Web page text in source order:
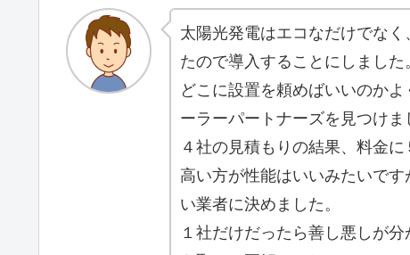
太陽光発電はエコなだけでな
たので導入することにしました
どこに設置を頼めばいいのか
ーラーパートナーズを見つけま
４社の見積もりの結果、料金に
高い方が性能はいいみたいで
い業者に決めました。
１社だけだったら善し悪しが